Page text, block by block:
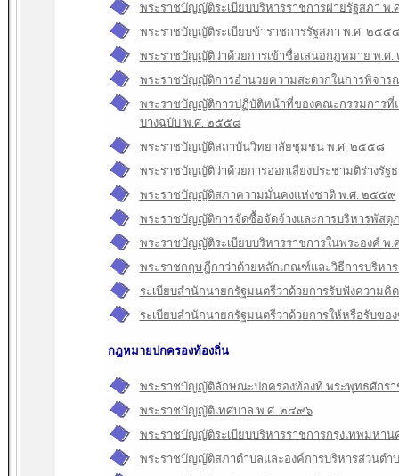
พระราชบัญญัติระเบียบบริหารราชการฝ่ายรัฐสภา พ
พระราชบัญญัติระเบียบข้าราชการรัฐสภา พ.ศ. ๒๕๕
พระราชบัญญัติว่าด้วยการเข้าชื่อเสนอกฎหมาย พ.ศ
พระราชบัญญัติการอํานวยความสะดวกในการพิจา
พระราชบัญญัติการปฏิบัติหน้าที่ของคณะกรรมการที่
บางฉบับ พ.ศ. ๒๕๕๘
พระราชบัญญัติสถาบันวิทยาลัยชุมชน พ.ศ. ๒๕๕๘
พระราชบัญญัติว่าด้วยการออกเสียงประชามติร่างรั
พระราชบัญญัติสภาความมั่นคงแห่งชาติ พ.ศ. ๒๕๕๙
พระราชบัญญัติการจัดซื้อจัดจ้างและการบริหารพัสดุ
พระราชบัญญัติระเบียบบริหารราชการในพระองค์ พ.
พระราชกฤษฎีกาว่าด้วยหลักเกณฑ์และวิธีการบริหา
ระเบียบสํานักนายกรัฐมนตรีว่าด้วยการรับฟังความ
ระเบียบสำนักนายกรัฐมนตรีว่าด้วยการให้หรือรับข
กฎหมายปกครองท้องถิ่น
พระราชบัญญัติลักษณะปกครองท้องที่ พระพุทธศักร
พระราชบัญญัติเทศบาล พ.ศ. ๒๔๙๖
พระราชบัญญัติระเบียบบริหารราชการกรุงเทพมหา
พระราชบัญญัติสภาตําบลและองค์การบริหารส่วนตํา